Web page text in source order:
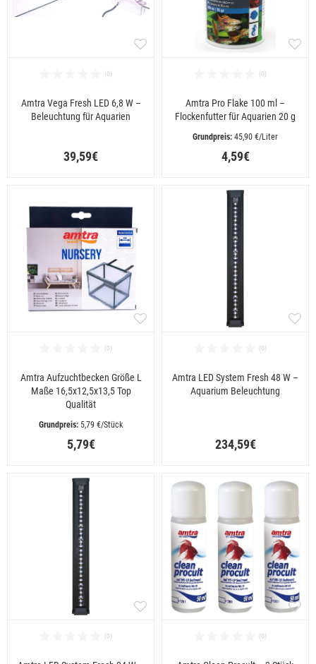
Amtra Vega Fresh LED 6,8 W –
Beleuchtung für Aquarien
39,59€
Amtra Pro Flake 100 ml –
Flockenfutter für Aquarien 20 g
45,90 €/Liter
4,59€
Amtra Aufzuchtbecken Größe L
Maße 16,5x12,5x13,5 Top
Qualität
5,79 €/Stück
5,79€
Amtra LED System Fresh 48 W –
Aquarium Beleuchtung
234,59€